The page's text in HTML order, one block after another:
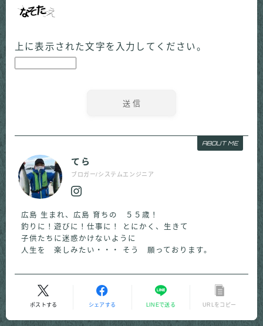
上に表示された文字を入力してください。
ABOUT ME
てら
ブロガー/システムエンジニア
広島 生まれ、広島 育ちの ５５歳！
釣りに！遊びに！仕事に！ とにかく、生きて
子供たちに迷惑かけないように
人生を 楽しみたい・・・ そう 願っております。
ポストする シェアする LINEで送る URLをコピー